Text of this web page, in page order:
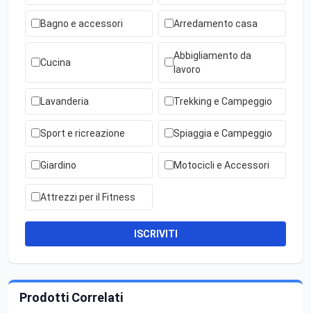
Bagno e accessori Arredamento casa
Cucina
Abbigliamento da
lavoro
Lavanderia Trekking e Campeggio
Sport e ricreazione Spiaggia e Campeggio
Giardino Motocicli e Accessori
Attrezzi per il Fitness
ISCRIVITI
Prodotti Correlati